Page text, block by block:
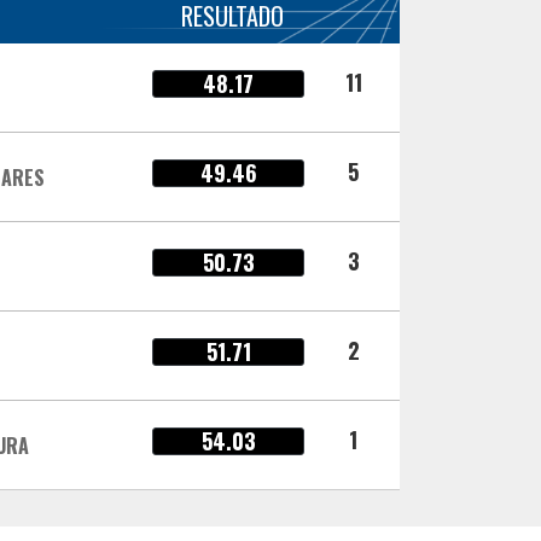
RESULTADO
48.17 11
49.46 5
50.73 3
51.71 2
54.03 1